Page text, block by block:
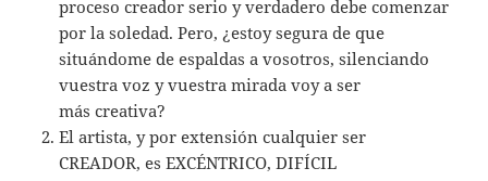
proceso creador serio y verdadero debe comenzar
por la soledad. Pero, ¿estoy segura de que
situándome de espaldas a vosotros, silenciando
vuestra voz y vuestra mirada voy a ser
más creativa?
El artista, y por extensión cualquier ser
CREADOR, es EXCÉNTRICO, DIFÍCIL